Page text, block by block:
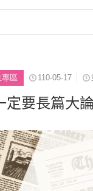
區 110-05-17
定要長篇大